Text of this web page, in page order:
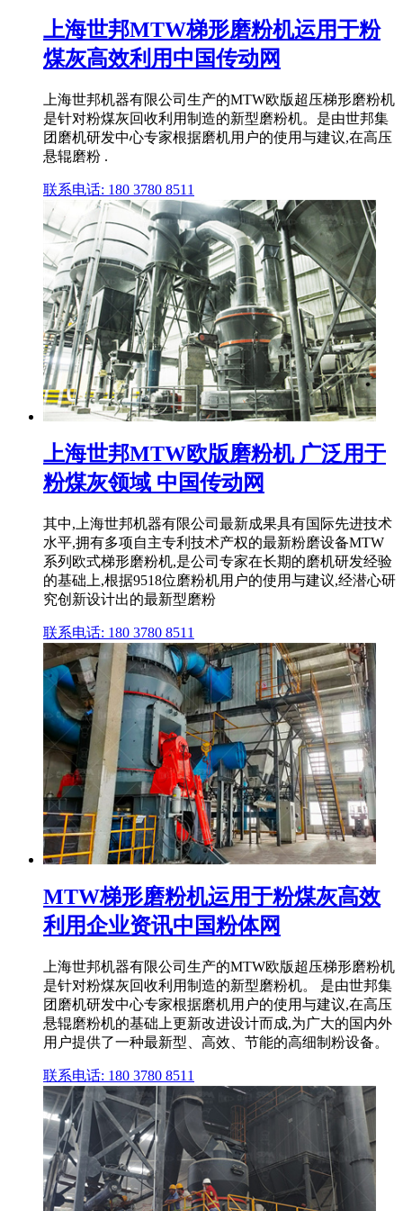
上海世邦MTW梯形磨粉机运用于粉
煤灰高效利用中国传动网
上海世邦机器有限公司生产的MTW欧版超压梯形磨粉机
是针对粉煤灰回收利用制造的新型磨粉机。是由世邦集
团磨机研发中心专家根据磨机用户的使用与建议,在高压
悬辊磨粉 .
联系电话: 180 3780 8511
上海世邦MTW欧版磨粉机 广泛用于
粉煤灰领域 中国传动网
其中,上海世邦机器有限公司最新成果具有国际先进技术
水平,拥有多项自主专利技术产权的最新粉磨设备MTW
系列欧式梯形磨粉机,是公司专家在长期的磨机研发经验
的基础上,根据9518位磨粉机用户的使用与建议,经潜心研
究创新设计出的最新型磨粉
联系电话: 180 3780 8511
MTW梯形磨粉机运用于粉煤灰高效
利用企业资讯中国粉体网
上海世邦机器有限公司生产的MTW欧版超压梯形磨粉机
是针对粉煤灰回收利用制造的新型磨粉机。 是由世邦集
团磨机研发中心专家根据磨机用户的使用与建议,在高压
悬辊磨粉机的基础上更新改进设计而成,为广大的国内外
用户提供了一种最新型、高效、节能的高细制粉设备。
联系电话: 180 3780 8511